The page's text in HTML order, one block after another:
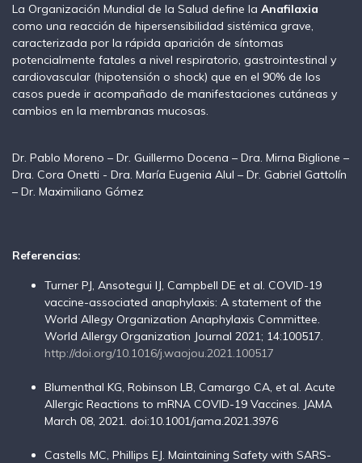
La Organización Mundial de la Salud define la Anafilaxia
como una reacción de hipersensibilidad sistémica grave,
caracterizada por la rápida aparición de síntomas
potencialmente fatales a nivel respiratorio, gastrointestinal y
cardiovascular (hipotensión o shock) que en el 90% de los
casos puede ir acompañado de manifestaciones cutáneas y
cambios en la membranas mucosas.
Dr. Pablo Moreno – Dr. Guillermo Docena – Dra. Mirna Biglione –
Dra. Cora Onetti - Dra. María Eugenia Alul – Dr. Gabriel Gattolín
– Dr. Maximiliano Gómez
Referencias:
Turner PJ, Ansotegui IJ, Campbell DE et al. COVID-19
vaccine-associated anaphylaxis: A statement of the
World Allegy Organization Anaphylaxis Committee.
World Allergy Organization Journal 2021; 14:100517.
http://doi.org/10.1016/j.waojou.2021.100517
Blumenthal KG, Robinson LB, Camargo CA, et al. Acute
Allergic Reactions to mRNA COVID-19 Vaccines. JAMA
March 08, 2021. doi:10.1001/jama.2021.3976
Castells MC, Phillips EJ. Maintaining Safety with SARS-